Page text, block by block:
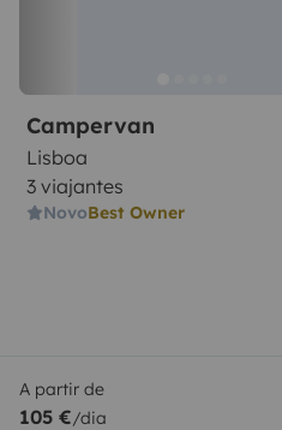
Campervan
Lisboa
3 viajantes
NovoBest Owner
A partir de
105 €/dia